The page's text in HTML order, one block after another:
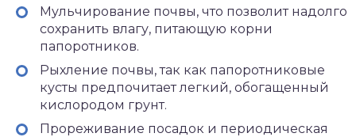
Мульчирование почвы, что позволит надолго
сохранить влагу, питающую корни
папоротников.
Рыхление почвы, так как папоротниковые
кусты предпочитает легкий, обогащенный
кислородом грунт.
Прореживание посадок и периодическая